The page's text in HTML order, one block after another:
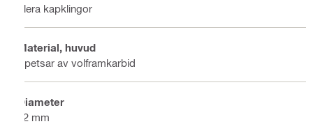
Flera kapklingor
Material, huvud
Spetsar av volframkarbid
Diameter
12 mm